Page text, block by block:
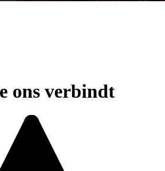
ons verbindt